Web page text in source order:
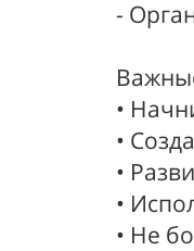
-
•
•
•
•
• Не